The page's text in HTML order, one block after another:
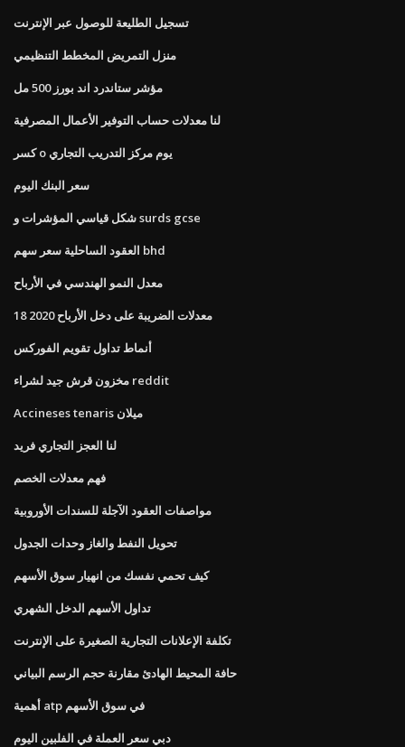
تسجيل الطليعة للوصول عبر الإنترنت
منزل التمريض المخطط التنظيمي
مؤشر ستاندرد اند بورز 500 مل
لنا معدلات حساب التوفير الأعمال المصرفية
كسر o يوم مركز التدريب التجاري
سعر البنك اليوم
شكل قياسي المؤشرات و surds gcse
العقود الساحلية سعر سهم bhd
معدل النمو الهندسي في الأرباح
معدلات الضريبة على دخل الأرباح 2020 18
أنماط تداول تقويم الفوركس
مخزون قرش جيد لشراء reddit
Accineses tenaris ميلان
لنا العجز التجاري فريد
فهم معدلات الخصم
مواصفات العقود الآجلة للسندات الأوروبية
تحويل النفط والغاز وحدات الجدول
كيف تحمي نفسك من انهيار سوق الأسهم
تداول الأسهم الدخل الشهري
تكلفة الإعلانات التجارية الصغيرة على الإنترنت
حافة المحيط الهادئ مقارنة حجم الرسم البياني
أهمية atp في سوق الأسهم
دبي سعر العملة في الفلبين اليوم